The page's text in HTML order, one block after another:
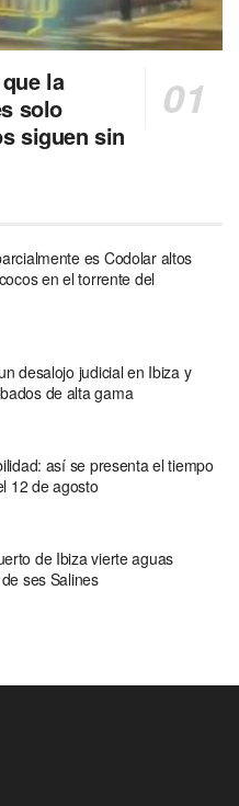
la
solo
siguen sin
es Codolar altos
en el torrente del
desalojo judicial en Ibiza y
de alta gama
así se presenta el tiempo
12 de agosto
de Ibiza vierte aguas
ses Salines